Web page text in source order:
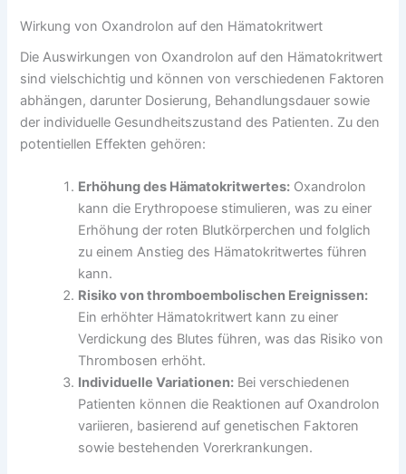
Wirkung von Oxandrolon auf den Hämatokritwert
Die Auswirkungen von Oxandrolon auf den Hämatokritwert
sind vielschichtig und können von verschiedenen Faktoren
abhängen, darunter Dosierung, Behandlungsdauer sowie
der individuelle Gesundheitszustand des Patienten. Zu den
potentiellen Effekten gehören:
Erhöhung des Hämatokritwertes: Oxandrolon
kann die Erythropoese stimulieren, was zu einer
Erhöhung der roten Blutkörperchen und folglich
zu einem Anstieg des Hämatokritwertes führen
kann.
Risiko von thromboembolischen Ereignissen:
Ein erhöhter Hämatokritwert kann zu einer
Verdickung des Blutes führen, was das Risiko von
Thrombosen erhöht.
Individuelle Variationen: Bei verschiedenen
Patienten können die Reaktionen auf Oxandrolon
variieren, basierend auf genetischen Faktoren
sowie bestehenden Vorerkrankungen.